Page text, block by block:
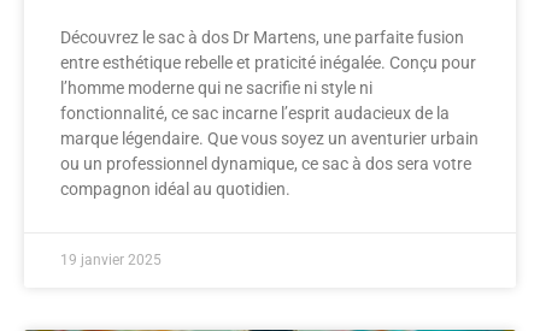
Découvrez le sac à dos Dr Martens, une parfaite fusion
entre esthétique rebelle et praticité inégalée. Conçu pour
l’homme moderne qui ne sacrifie ni style ni
fonctionnalité, ce sac incarne l’esprit audacieux de la
marque légendaire. Que vous soyez un aventurier urbain
ou un professionnel dynamique, ce sac à dos sera votre
compagnon idéal au quotidien.
19 janvier 2025